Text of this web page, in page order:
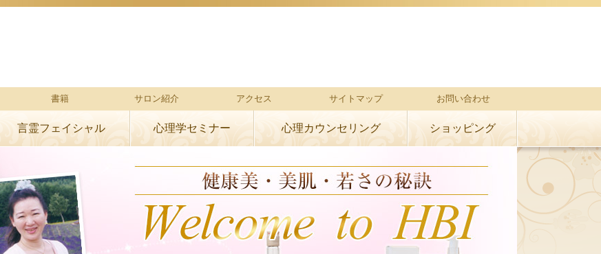
書籍 サロン紹介 アクセス サイトマップ お問い合わせ
言霊フェイシャル 心理学セミナー 心理カウンセリング ショッピング